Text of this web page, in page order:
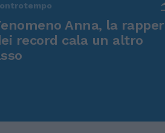
Anna, la rapper
record cala un altro